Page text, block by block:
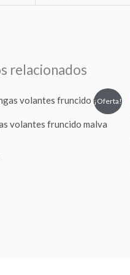
relacionados
¡Oferta!
volantes fruncido malva